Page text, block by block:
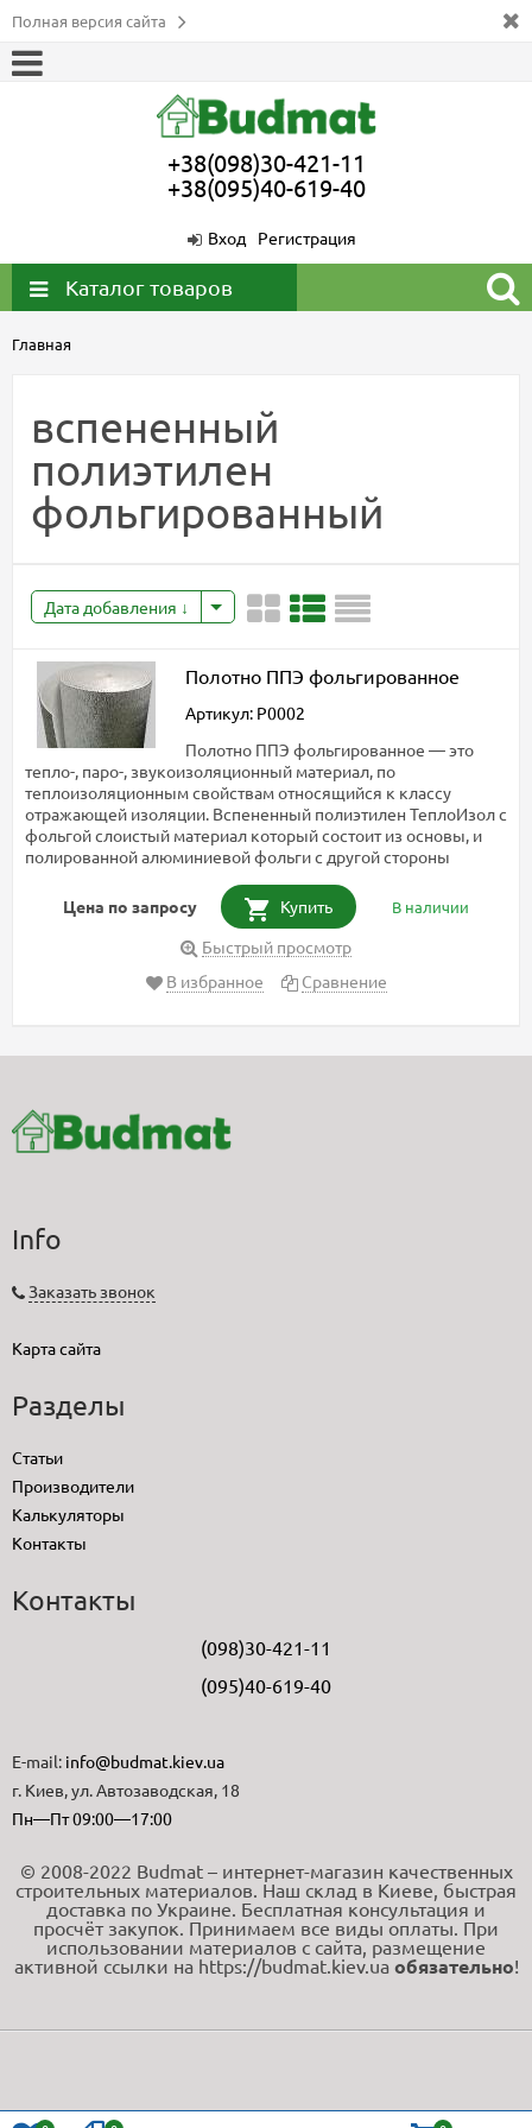
Полная версия сайта
+38(098)30-421-11
+38(095)40-619-40
Вход Регистрация
Каталог товаров
Главная
вспененный
полиэтилен
фольгированный
Дата добавления
Полотно ППЭ фольгированное
Артикул: P0002
Полотно ППЭ фольгированное — это
тепло-, паро-, звукоизоляционный материал, по
теплоизоляционным свойствам относящийся к классу
отражающей изоляции. Вспененный полиэтилен ТеплоИзол с
фольгой слоистый материал который состоит из основы, и
полированной алюминиевой фольги с другой стороны
Цена по запросу Купить В наличии
Быстрый просмотр
В избранное
Сравнение
Info
Заказать звонок
Карта сайта
Разделы
Статьи
Производители
Калькуляторы
Контакты
Контакты
(098)30-421-11
(095)40-619-40
E-mail: info@budmat.kiev.ua
г. Киев, ул. Автозаводская, 18
Пн—Пт 09:00—17:00
© 2008-2022 Budmat – интернет-магазин качественных
строительных материалов. Наш склад в Киеве, быстрая
доставка по Украине. Бесплатная консультация и
просчёт закупок. Принимаем все виды оплаты. При
использовании материалов с сайта, размещение
активной ссылки на https://budmat.kiev.ua обязательно!